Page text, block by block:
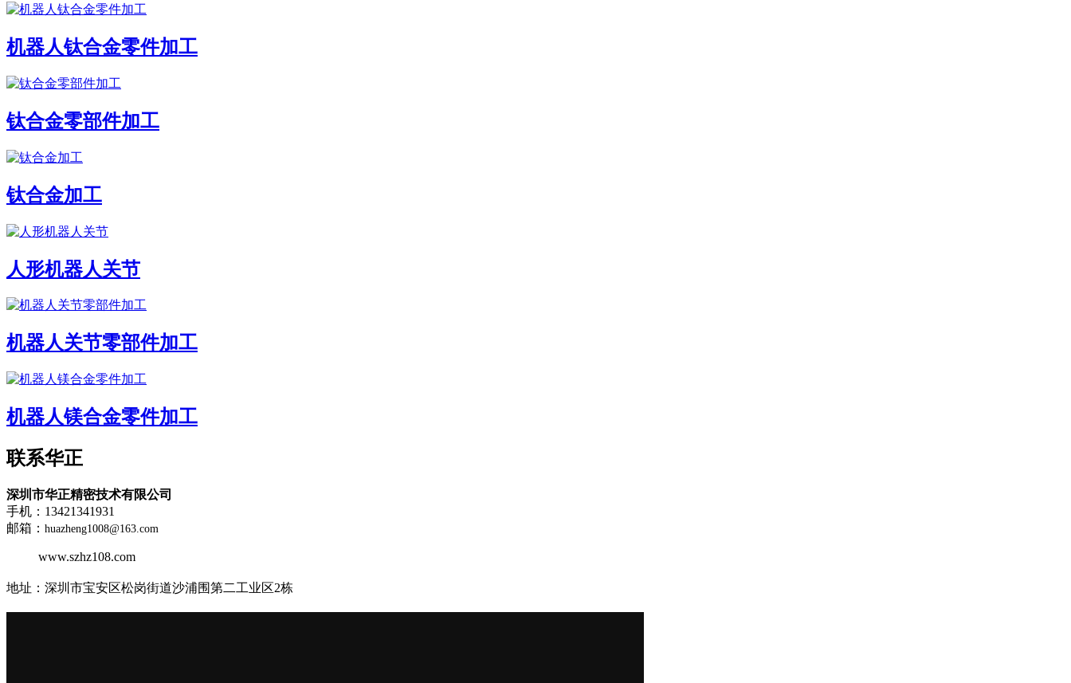
机器人钛合金零件加工
钛合金零部件加工
钛合金加工
人形机器人关节
机器人关节零部件加工
机器人镁合金零件加工
联系华正
深圳市华正精密技术有限公司
手机：13421341931
邮箱： huazheng1008@163.com
www.szhz108.com
地址： 深圳市宝安区松岗街道沙浦围第二工业区2栋